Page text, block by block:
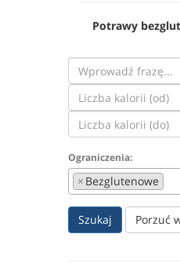
Potrawy
Ograniczenia:
× Bezglutenowe
Szukaj Porzuć